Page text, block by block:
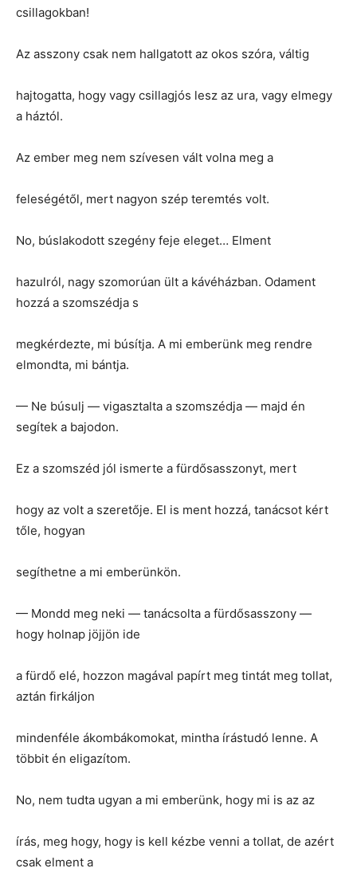
csillagokban!
Az asszony csak nem hallgatott az okos szóra, váltig
hajtogatta, hogy vagy csillagjós lesz az ura, vagy elmegy
a háztól.
Az ember meg nem szívesen vált volna meg a
feleségétől, mert nagyon szép teremtés volt.
No, búslakodott szegény feje eleget… Elment
hazulról, nagy szomorúan ült a kávéházban. Odament
hozzá a szomszédja s
megkérdezte, mi búsítja. A mi emberünk meg rendre
elmondta, mi bántja.
— Ne búsulj — vigasztalta a szomszédja — majd én
segítek a bajodon.
Ez a szomszéd jól ismerte a fürdősasszonyt, mert
hogy az volt a szeretője. El is ment hozzá, tanácsot kért
tőle, hogyan
segíthetne a mi emberünkön.
— Mondd meg neki — tanácsolta a fürdősasszony —
hogy holnap jöjjön ide
a fürdő elé, hozzon magával papírt meg tintát meg tollat,
aztán firkáljon
mindenféle ákombákomokat, mintha írástudó lenne. A
többit én eligazítom.
No, nem tudta ugyan a mi emberünk, hogy mi is az az
írás, meg hogy, hogy is kell kézbe venni a tollat, de azért
csak elment a